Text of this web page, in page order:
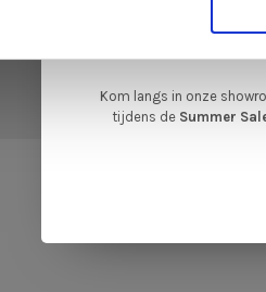
0 sterren op basis van
gelegenheid om jouw
met de kwaliteit,
Kom langs in onze
tijdens de Summer